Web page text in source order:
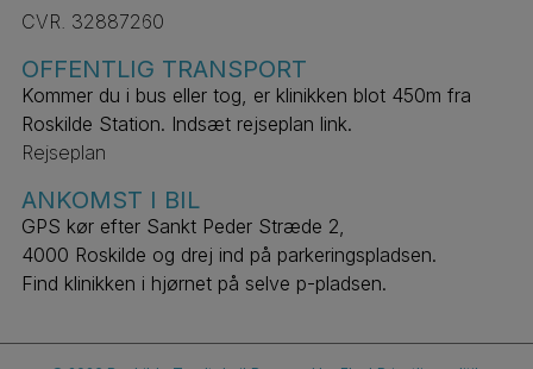
CVR. 32887260
ANKOMST I BIL
GPS kør efter Sankt Peder Stræde 2,
4000 Roskilde og drej ind på parkeringspladsen.
Find klinikken i hjørnet på selve p-pladsen.
OFFENTLIG TRANSPORT
Kommer du i bus eller tog, er klinikken blot 450m fra
Roskilde Station. Indsæt rejseplan link.
Rejseplan